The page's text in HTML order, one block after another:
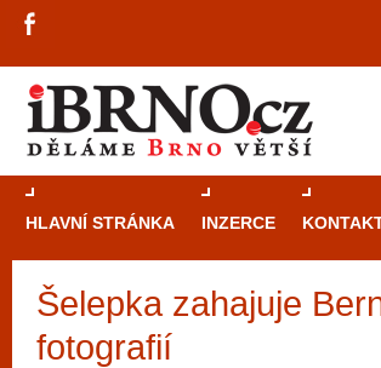
HLAVNÍ STRÁNKA INZERCE
Šelepka zahajuje
fotografií